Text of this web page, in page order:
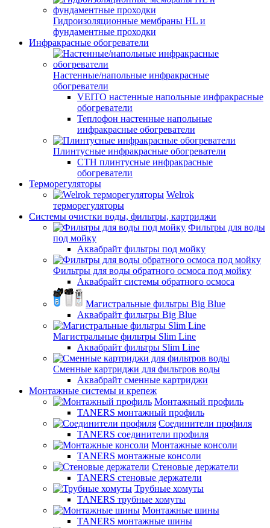
Гидроизоляционные мембраны HL и
фундаментные проходки
Инфракрасные обогреватели
Настенные/напольные инфракрасные
обогреватели
VEITO настенные напольные инфракрасные
обогреватели
Теплофон настенные напольные
инфракрасные обогреватели
Плинтусные инфракрасные обогреватели
СТН плинтусные инфракрасные
обогреватели
Терморегуляторы
Welrok
терморегуляторы
Системы очистки воды, фильтры, картриджи
Фильтры для воды
под мойку
Аквабрайт фильтры под мойку
Фильтры для воды обратного осмоса под мойку
Аквабрайт системы обратного осмоса
Магистральные фильтры Big Blue
Аквабрайт фильтры Big Blue
Магистральные фильтры Slim Line
Аквабрайт фильтры Slim Line
Сменные картриджи для фильтров воды
Аквабрайт сменные картриджи
Монтажные системы и крепеж
Монтажный профиль
TANERS монтажный профиль
Соединители профиля
TANERS соединители профиля
Монтажные консоли
TANERS монтажные консоли
Стеновые держатели
TANERS стеновые держатели
Трубные хомуты
TANERS трубные хомуты
Монтажные шины
TANERS монтажные шины